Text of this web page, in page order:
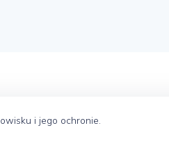
i jego ochronie.